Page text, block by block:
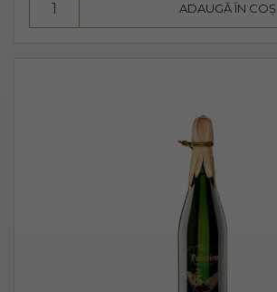
ADAUGĂ ÎN COȘ